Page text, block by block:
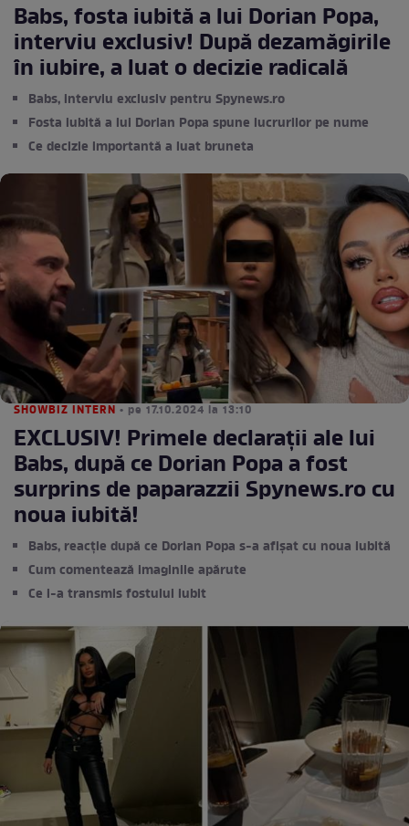
Babs, fosta iubită a lui Dorian Popa,
interviu exclusiv! După dezamăgirile
în iubire, a luat o decizie radicală
Babs, interviu exclusiv pentru Spynews.ro
Fosta iubită a lui Dorian Popa spune lucrurilor pe nume
Ce decizie importantă a luat bruneta
SHOWBIZ INTERN • pe 17.10.2024 la 13:10
EXCLUSIV! Primele declarații ale lui
Babs, după ce Dorian Popa a fost
surprins de paparazzii Spynews.ro cu
noua iubită!
Babs, reacție după ce Dorian Popa s-a afișat cu noua iubită
Cum comentează imaginile apărute
Ce i-a transmis fostului iubit